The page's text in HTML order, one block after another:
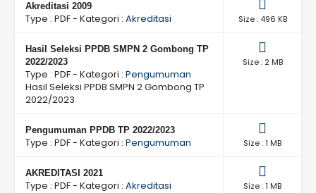
Akreditasi 2009
Type : PDF- Kategori : Akreditasi Size : 496 KB
Hasil Seleksi PPDB SMPN 2 Gombong TP
2022/2023
Type : PDF- Kategori : Pengumuman
Hasil Seleksi PPDB SMPN 2 Gombong TP
2022/2023
Size : 2 MB
Pengumuman PPDB TP 2022/2023
Type : PDF- Kategori : Pengumuman Size : 1 MB
AKREDITASI 2021
Type : PDF- Kategori : Akreditasi Size : 1 MB